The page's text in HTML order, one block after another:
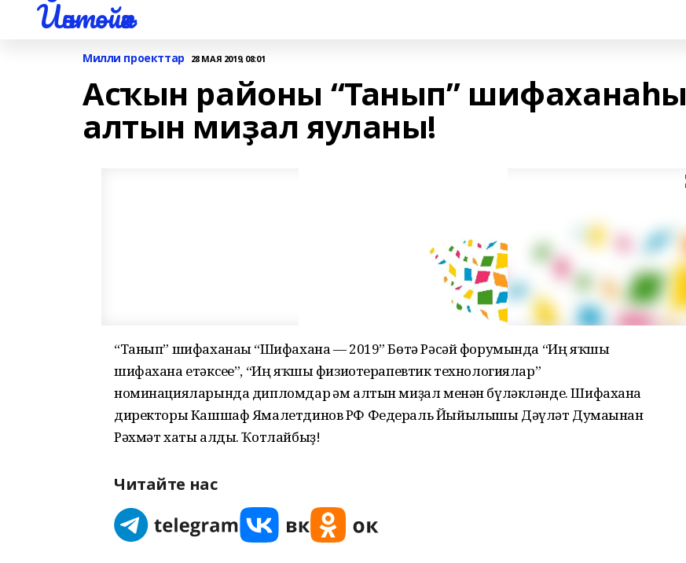
Йәнтөйәк
Милли проекттар 28 МАЯ 2019, 08:01
Асҡын районы “Танып” шифаханаһы
алтын миҙал яуланы!
“Танып” шифаханаһы “Шифахана — 2019” Бөтә Рәсәй форумында “Иң яҡшы
шифахана етәксеһе”, “Иң яҡшы физиотерапевтик технологиялар”
номинацияларында дипломдар һәм алтын миҙал менән бүләкләнде. Шифахана
директоры Кашшаф Ямалетдинов РФ Федераль Йыйылышы Дәүләт Думаһынан
Рәхмәт хаты алды. Ҡотлайбыҙ!
Читайте нас